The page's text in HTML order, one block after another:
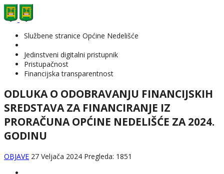
Službene stranice Općine Nedelišće
Jedinstveni digitalni pristupnik
Pristupačnost
Financijska transparentnost
ODLUKA O ODOBRAVANJU FINANCIJSKIH
SREDSTAVA ZA FINANCIRANJE IZ
PRORAČUNA OPĆINE NEDELIŠĆE ZA 2024.
GODINU
OBJAVE 27 Veljača 2024 Pregleda: 1851